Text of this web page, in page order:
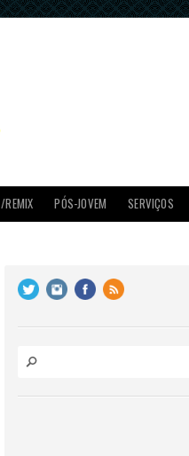
/REMIX PÓS-JOVEM SERVIÇOS